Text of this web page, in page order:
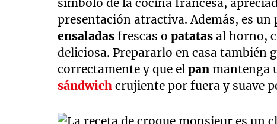
símbolo de la cocina francesa,
presentación atractiva. Además, es
ensaladasfrescas opatatasal horno,
deliciosa. Prepararlo en casa también
correctamente y que elpanmantenga
sándwich crujiente por fuera y suave